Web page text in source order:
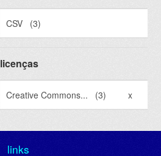
CSV (3)
licenças
Creative Commons... (3) x
links